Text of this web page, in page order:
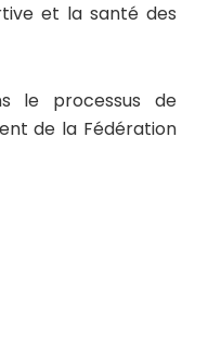
et la santé des
le processus de
de la Fédération